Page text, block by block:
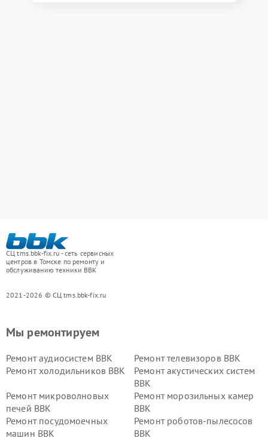
СЦ tms.bbk-fix.ru - сеть сервисных
центров в Томске по ремонту и
обслуживанию техники BBK
2021-2026 © СЦ tms.bbk-fix.ru
Мы ремонтируем
Ремонт аудиосистем BBK
Ремонт телевизоров BBK
Ремонт холодильников BBK
Ремонт акустических систем
BBK
Ремонт микроволновых
печей BBK
Ремонт морозильных камер
BBK
Ремонт посудомоечных
машин BBK
Ремонт роботов-пылесосов
BBK